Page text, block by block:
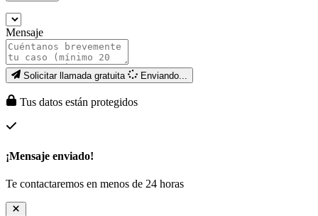
Mensaje
Solicitar llamada gratuita Enviando...
Tus datos están protegidos
¡Mensaje enviado!
Te contactaremos en menos de 24 horas